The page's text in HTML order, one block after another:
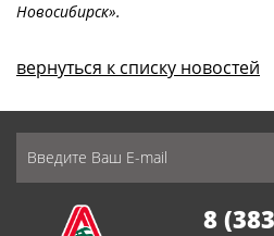
Новосибирск».
вернуться к списку новостей
8